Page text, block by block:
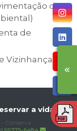
Vizinhança
a vida
Conserva